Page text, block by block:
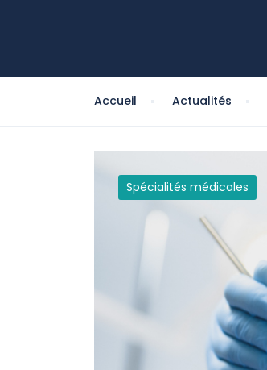
Accueil Actualités
Spécialités médicales